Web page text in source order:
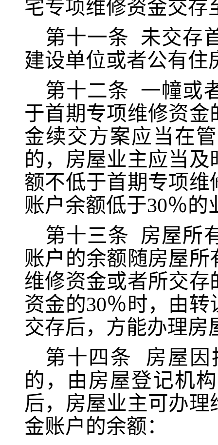
宅专项维修资金交存
第十一条
未交存
建设单位或者公有住
第十二条
一幢或
于首期专项维修资金
金续交方案应当在
的，房屋业主应当
额不低于首期专项维
账户余额低于30％
第十三条
房屋所
账户的余额随房屋
维修资金或者所交
资金的30％时，由
交存后，方能办理房
第十四条
房屋
的，由房屋登记机
后，房屋业主可办
金账户的余额：